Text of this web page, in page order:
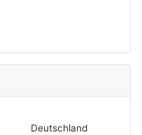
Deutschland